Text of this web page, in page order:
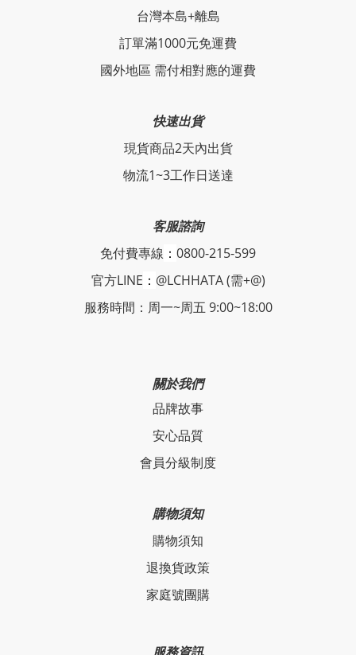
台灣本島+離島
訂單滿1000元免運費
國外地區 需付相對應的運費
快速出貨
現貨商品2天內出貨
物流1~3工作日送達
客服諮詢
免付費專線 ： 0800-215-599
官方LINE ： @LCHHATA (需+@)
服務時間：周一~周五 9:00~18:00
關於我們
品牌故事
安心品質
會員分級制度
購物須知
購物須知
退換貨政策
家庭號團購